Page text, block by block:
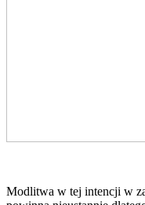
Modlitwa w tej intencji w